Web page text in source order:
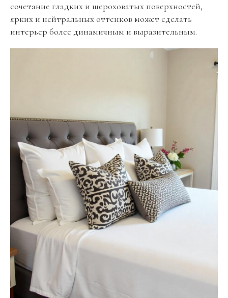
сочетание гладких и шероховатых поверхностей,
ярких и нейтральных оттенков может сделать
интерьер более динамичным и выразительным.